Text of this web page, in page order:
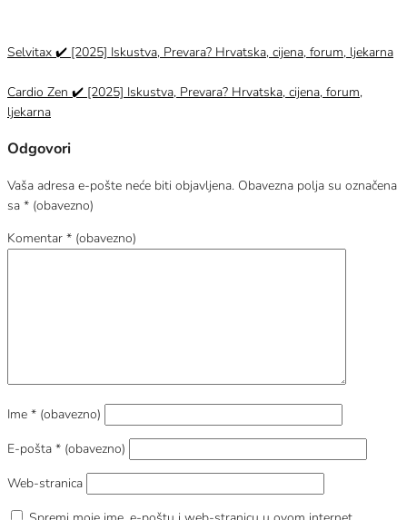
Selvitax ✔️ [2025] Iskustva, Prevara? Hrvatska, cijena, forum, ljekarna
Cardio Zen ✔️ [2025] Iskustva, Prevara? Hrvatska, cijena, forum,
ljekarna
Odgovori
Vaša adresa e-pošte neće biti objavljena. Obavezna polja su označena
sa * (obavezno)
Komentar * (obavezno)
Ime * (obavezno)
E-pošta * (obavezno)
Web-stranica